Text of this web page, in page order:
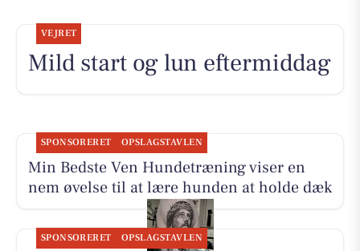
VEJRET
Mild start og lun eftermiddag
SPONSORERET OPSLAGSTAVLEN
Min Bedste Ven Hundetræning viser en
nem øvelse til at lære hunden at holde dæk
SPONSORERET OPSLAGSTAVLEN